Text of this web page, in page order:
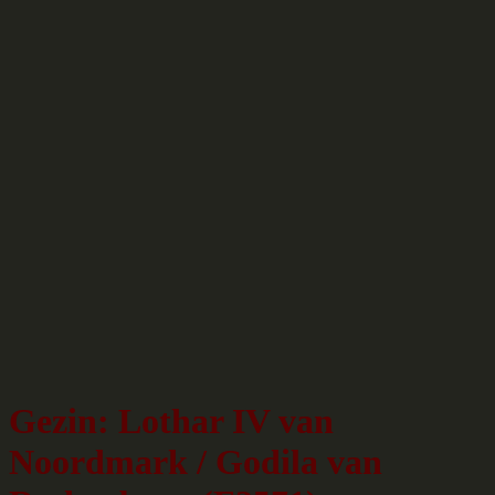
Gezin: Lothar IV van
Noordmark / Godila van